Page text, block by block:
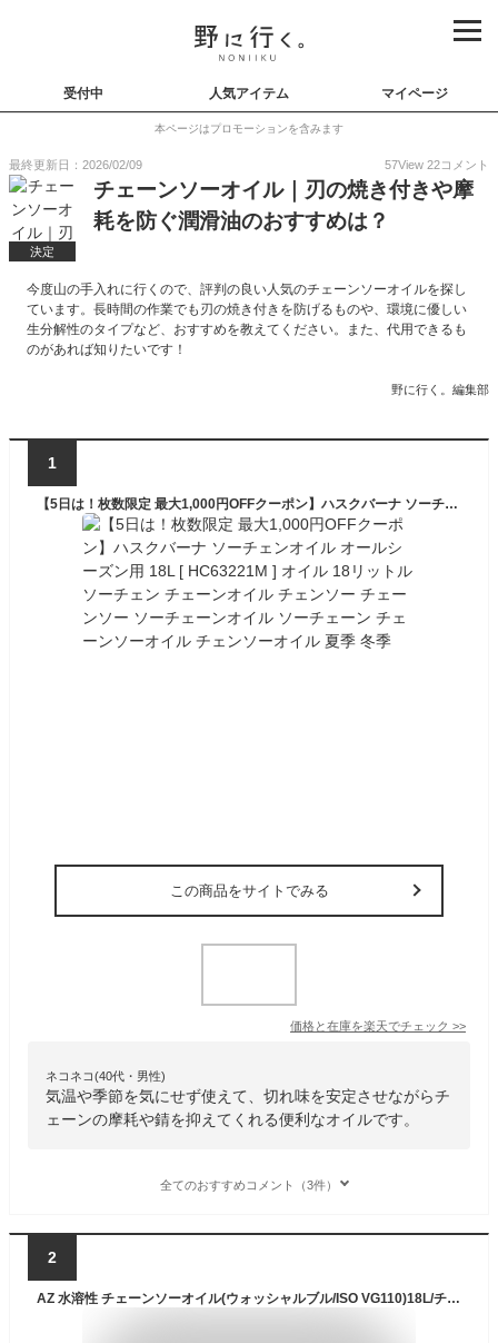
受付中 人気アイテム マイページ
本ページはプロモーションを含みます
最終更新日：2026/02/09 57View 22コメント
決定
チェーンソーオイル｜刃の焼き付きや摩
耗を防ぐ潤滑油のおすすめは？
今度山の手入れに行くので、評判の良い人気のチェーンソーオイルを探し
ています。長時間の作業でも刃の焼き付きを防げるものや、環境に優しい
生分解性のタイプなど、おすすめを教えてください。また、代用できるも
のがあれば知りたいです！
野に行く。編集部
1
【5日は！枚数限定 最大1,000円OFFクーポン】ハスクバーナ ソーチェンオイル オールシーズン用 18L [ HC63221M ] オイル 18リットル ソーチェン チェーンオイル チェンソー チェーンソー ソーチェーンオイル ソーチェーン チェーンソーオイル チェンソーオイル 夏季 冬季
この商品をサイトでみる
価格と在庫を楽天でチェック >>
ネコネコ(40代・男性)
気温や季節を気にせず使えて、切れ味を安定させながらチ
ェーンの摩耗や錆を抑えてくれる便利なオイルです。
全てのおすすめコメント（3件）
2
AZ 水溶性 チェーンソーオイル(ウォッシャルブル/ISO VG110)18L/チェンソーオイル/チェインソーオイル